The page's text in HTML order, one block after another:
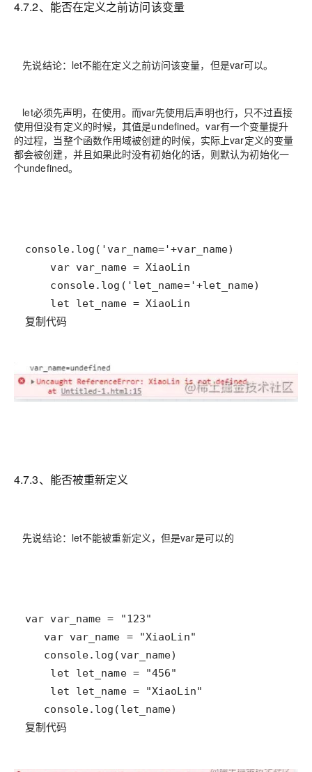
4.7.2、能否在定义之前访问该变量
先说结论： let不能在定义之前访问该变量，但是var可以。
let必须先声明，在使用。而var先使用后声明也行，只不过直接
使用但没有定义的时候，其值是undefined。var有一个变量提升
的过程，当整个函数作用域被创建的时候，实际上var定义的变量
都会被创建，并且如果此时没有初始化的话，则默认为初始化一
个undefined。
复制代码
4.7.3、能否被重新定义
先说结论： let不能被重新定义，但是var是可以的
复制代码